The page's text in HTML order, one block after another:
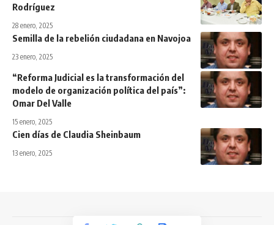
Rodríguez
28 enero, 2025
Semilla de la rebelión ciudadana en Navojoa
23 enero, 2025
“Reforma Judicial es la transformación del
modelo de organización política del país”:
Omar Del Valle
15 enero, 2025
Cien días de Claudia Sheinbaum
13 enero, 2025